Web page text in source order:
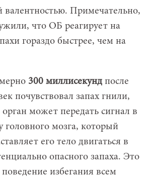
валентностью. Примечательно,
что ОБ реагирует на
гораздо быстрее, чем на
300 миллисекунд после
почувствовал запах гнили,
может передать сигнал в
головного мозга, который
его тело двигаться в
опасного запаха. Это
избегания всем